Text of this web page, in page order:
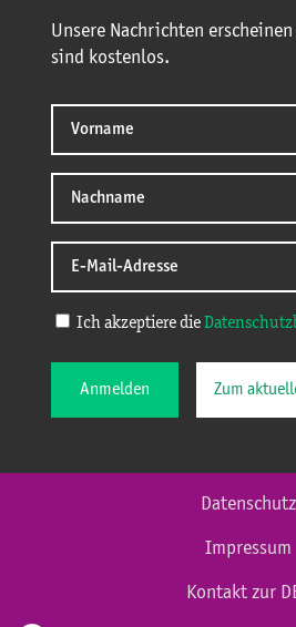
Unsere Nachrichten
sind kostenlos.
Ich akzeptiere die
Anmelden Zum
Datenschutz
Impressum
Kontakt zur